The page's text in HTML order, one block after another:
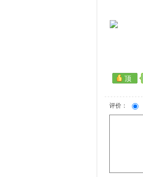
顶
评价：